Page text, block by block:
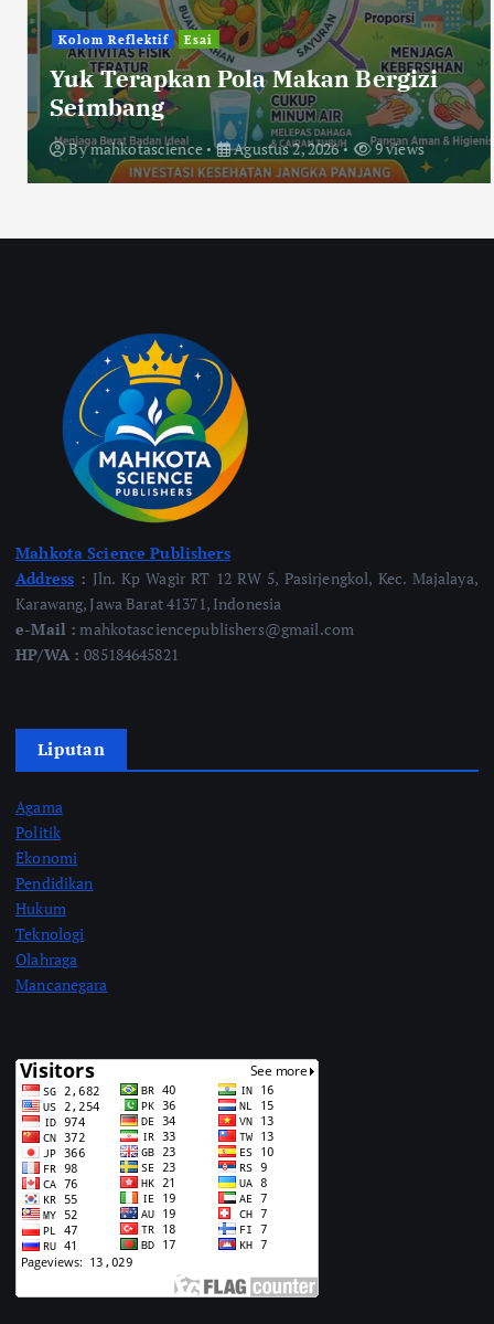
Kolom Reflektif Esai
Yuk Terapkan Pola Makan Bergizi
Seimbang
Bymahkotascience Agustus 2, 2026 9 views
Mahkota Science Publishers
Address : Jln. Kp Wagir RT 12 RW 5, Pasirjengkol, Kec. Majalaya,
Karawang, Jawa Barat 41371, Indonesia
e-Mail : mahkotasciencepublishers@gmail.com
HP/WA :085184645821
Liputan
Agama
Politik
Ekonomi
Pendidikan
Hukum
Teknologi
Olahraga
Mancanegara